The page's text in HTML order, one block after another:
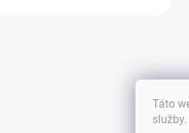
Táto
služby.